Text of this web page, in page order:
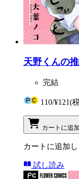
天野くんの
完結
110/¥121(
カートに追加
カートに追加
試し読み